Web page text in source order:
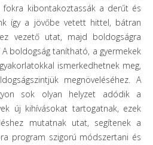
fokra kibontakoztassák a derűt és
így a jövőbe vetett hittel, bátran
vezető utat, majd boldogságra
boldogság tanítható, a gyermekek
ismerkedhetnek meg,
megnöveléséhez. A
sok olyan helyzet adódik a
új kihívásokat tartogatnak, ezek
mutatnak utat, segítenek a
program szigorú módszertani és